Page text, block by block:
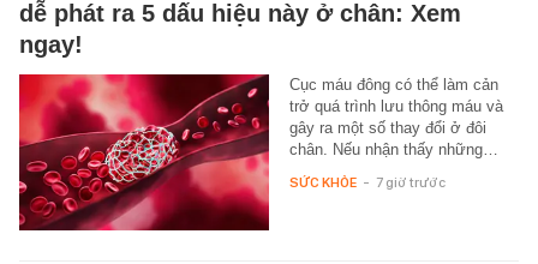
dễ phát ra 5 dấu hiệu này ở chân: Xem
ngay!
Cục máu đông có thể làm cản
trở quá trình lưu thông máu và
gây ra một số thay đổi ở đôi
chân. Nếu nhận thấy những…
SỨC KHỎE - 7 giờ trước